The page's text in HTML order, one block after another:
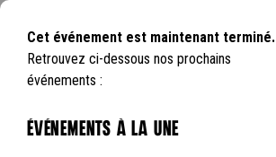
Cet événement est maintenant terminé.
Retrouvez ci-dessous nos prochains
événements :
événements à la une